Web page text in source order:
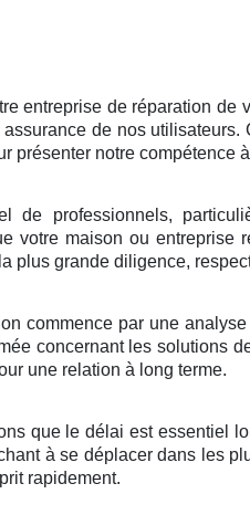
entreprise de réparation de
de nos
présenter notre compétence
de professionnels,
votre maison ou entreprise
plus grande diligence,
commence par une
concernant les solutions
une relation à long terme.
que le délai est essentiel
à se déplacer dans les
rapidement.